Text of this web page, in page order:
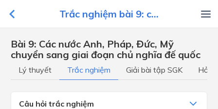
Trắc nghiệm bài 9: c...
Bài 9: Các nước Anh, Pháp, Đức, Mỹ
chuyển sang giai đoạn chủ nghĩa đế quốc
Lý thuyết Trắc nghiệm Giải bài tập SGK Hỏi
Câu hỏi trắc nghiệm